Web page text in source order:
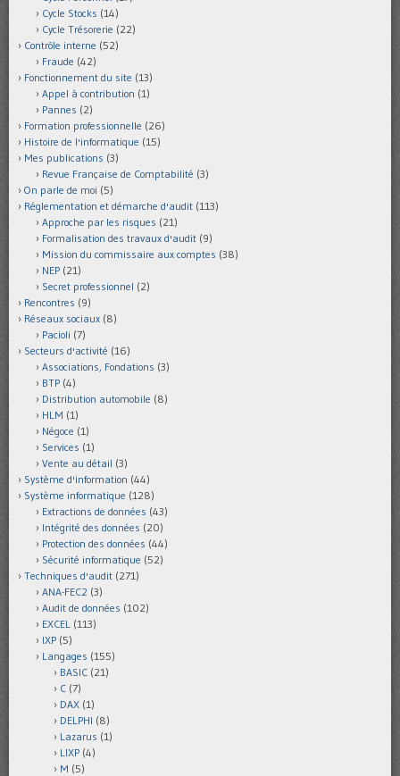
Cycle Stocks (14)
Cycle Trésorerie (22)
Contrôle interne (52)
Fraude (42)
Fonctionnement du site (13)
Appel à contribution (1)
Pannes (2)
Formation professionnelle (26)
Histoire de l'informatique (15)
Mes publications (3)
Revue Française de Comptabilité (3)
On parle de moi (5)
Réglementation et démarche d'audit (113)
Approche par les risques (21)
Formalisation des travaux d'audit (9)
Mission du commissaire aux comptes (38)
NEP (21)
Secret professionnel (2)
Rencontres (9)
Réseaux sociaux (8)
Pacioli (7)
Secteurs d'activité (16)
Associations, Fondations (3)
BTP (4)
Distribution automobile (8)
HLM (1)
Négoce (1)
Services (1)
Vente au détail (3)
Système d'information (44)
Système informatique (128)
Extractions de données (43)
Intégrité des données (20)
Protection des données (44)
Sécurité informatique (52)
Techniques d'audit (271)
ANA-FEC2 (3)
Audit de données (102)
EXCEL (113)
IXP (5)
Langages (155)
BASIC (21)
C (7)
DAX (1)
DELPHI (8)
Lazarus (1)
LIXP (4)
M (5)